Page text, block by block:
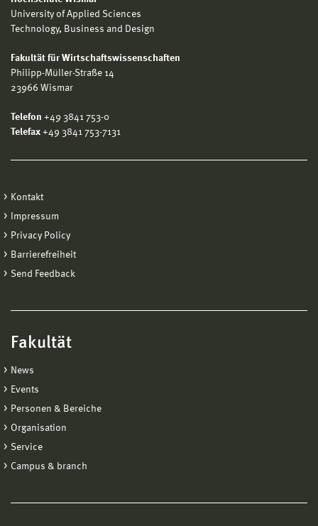
University of Applied Sciences
Technology, Business and Design
Fakultät für Wirtschaftswissenschaften
Philipp-Müller-Straße 14
23966 Wismar
Telefon +49 3841 753-0
Telefax +49 3841 753-7131
Kontakt
Impressum
Privacy Policy
Barrierefreiheit
Send Feedback
Fakultät
News
Events
Personen & Bereiche
Organisation
Service
Campus & branch